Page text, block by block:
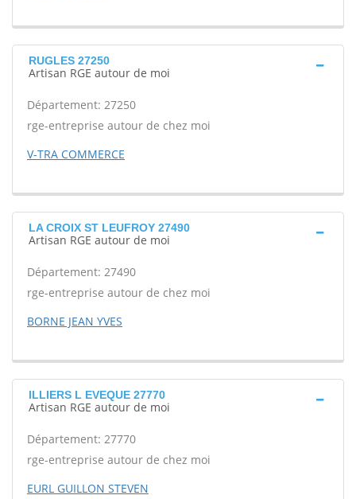
RUGLES 27250
Artisan RGE autour de moi
Département: 27250
rge-entreprise autour de chez moi
V-TRA COMMERCE
LA CROIX ST LEUFROY 27490
Artisan RGE autour de moi
Département: 27490
rge-entreprise autour de chez moi
BORNE JEAN YVES
ILLIERS L EVEQUE 27770
Artisan RGE autour de moi
Département: 27770
rge-entreprise autour de chez moi
EURL GUILLON STEVEN